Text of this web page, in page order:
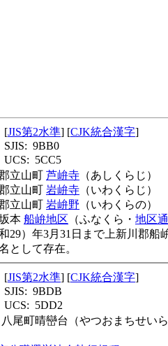
JIS第2水準
CJK統合漢字
9BB0
5CC5
立山町 芦峅寺
あしくらじ
立山町 岩峅寺
いわくらじ
立山町 岩峅野
いわくらの
本 船峅地区 ふなくら
地区
29）年3月31日まで上新川郡船
として存在。
JIS第2水準
CJK統合漢字
9BDB
5DD2
尾町晴巒台
やつおまちせい